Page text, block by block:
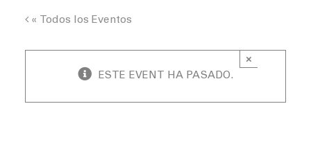
« Todos los Eventos
ESTE EVENT HA PASADO.
×